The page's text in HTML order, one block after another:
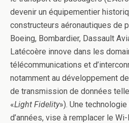
devenir un équipementier
constructeurs aéronautiques de
Boeing, Bombardier, Dassault
Latécoère innove dans les
télécommunications et
notamment au développement
de transmission de données
«Light Fidelity»). Une technologie
d’années, vise à remplacer le